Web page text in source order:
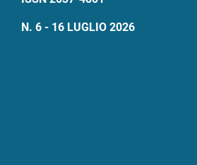
N. 6 - 16 LUGLIO 2026